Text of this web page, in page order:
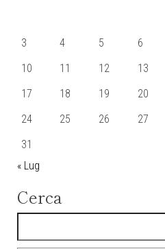
3
4 5 6
10
11 12 13
17
18 19 20
24
25 26 27
31
« Lug
Cerca